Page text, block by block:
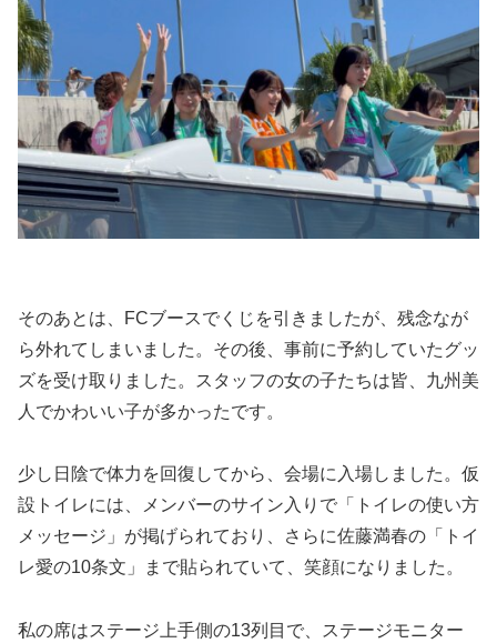
そのあとは、FCブースでくじを引きましたが、残念なが
ら外れてしまいました。その後、事前に予約していたグッ
ズを受け取りました。スタッフの女の子たちは皆、九州美
人でかわいい子が多かったです。
少し日陰で体力を回復してから、会場に入場しました。仮
設トイレには、メンバーのサイン入りで「トイレの使い方
メッセージ」が掲げられており、さらに佐藤満春の「トイ
レ愛の10条文」まで貼られていて、笑顔になりました。
私の席はステージ上手側の13列目で、ステージモニター